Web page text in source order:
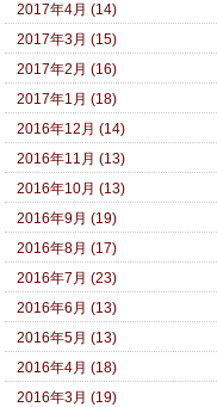
2017年4月 (14)
2017年3月 (15)
2017年2月 (16)
2017年1月 (18)
2016年12月 (14)
2016年11月 (13)
2016年10月 (13)
2016年9月 (19)
2016年8月 (17)
2016年7月 (23)
2016年6月 (13)
2016年5月 (13)
2016年4月 (18)
2016年3月 (19)